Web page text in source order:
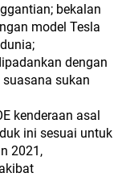
bekalan
model Tesla
dengan
sukan
kenderaan asal
ini sesuai untuk
2021,